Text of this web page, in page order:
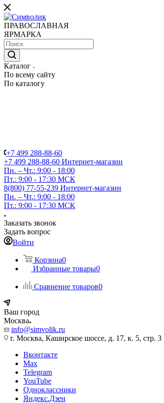
ПРАВОСЛАВНАЯ
ЯРМАРКА
Каталог
По всему сайту
По каталогу
+7 499 288-88-60
+7 499 288-88-60 Интернет-магазин
Пн. – Чт.: 9:00 - 18:00
Пт.: 9:00 - 17:30 МСК
8(800) 77-55-239 Интернет-магазин
Пн. – Чт.: 9:00 - 18:00
Пт.: 9:00 - 17:30 МСК
Заказать звонок
Задать вопрос
Войти
Корзина0
Избранные товары0
Сравнение товаров0
Ваш город
Москва
info@simvolik.ru
г. Москва, Каширское шоссе, д. 17, к. 5, стр. 3
Вконтакте
Max
Telegram
YouTube
Одноклассники
Яндекс.Дзен